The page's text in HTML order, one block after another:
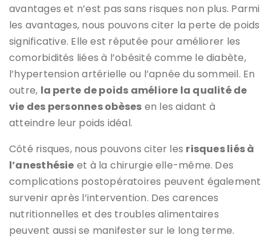
avantages et n’est pas sans risques non plus. Parmi
les avantages, nous pouvons citer la perte de poids
significative. Elle est réputée pour améliorer les
comorbidités liées à l’obésité comme le diabète,
l’hypertension artérielle ou l’apnée du sommeil. En
outre, la perte de poids améliore la qualité de
vie des personnes obèses en les aidant à
atteindre leur poids idéal.
Côté risques, nous pouvons citer les risques liés à
l’anesthésie et à la chirurgie elle-même. Des
complications postopératoires peuvent également
survenir après l’intervention. Des carences
nutritionnelles et des troubles alimentaires
peuvent aussi se manifester sur le long terme.